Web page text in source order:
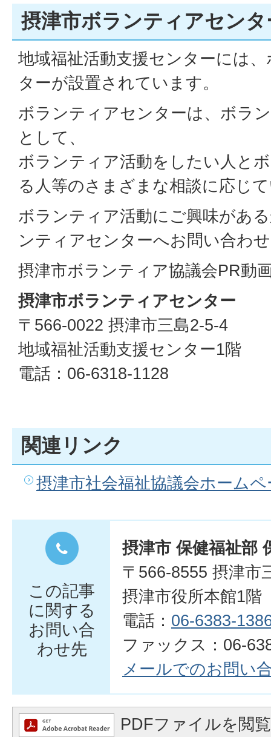
摂津市ボランティアセン
地域福祉活動支援センターには
ターが設置されています。
ボランティアセンターは、ボラ
として、
ボランティア活動をしたい人と
る人等のさまざまな相談に応じ
ボランティア活動にご興味があ
ンティアセンターへお問い合わ
摂津市ボランティア協議会PR動
摂津市ボランティアセンター
〒566-0022 摂津市三島2-5-4
地域福祉活動支援センター1階
電話：06-6318-1128
関連リンク
摂津市社会福祉協議会ホーム
この記事
に関する
お問い合
わせ先
摂津市 保健福祉部
〒566-8555 摂津市
摂津市役所本館1階
電話： 06-6383-
ファックス：06-
メールでのお問い
PDFファイルを閲